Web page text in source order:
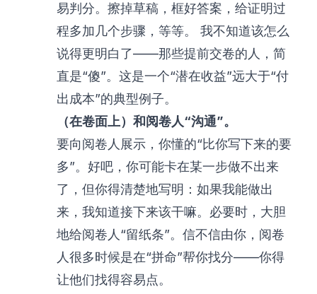
易判分。擦掉草稿，框好答案，给证明过
程多加几个步骤，等等。 我不知道该怎么
说得更明白了——那些提前交卷的人，简
直是“傻”。这是一个“潜在收益”远大于“付
出成本”的典型例子。
（在卷面上）和阅卷人“沟通”。
要向阅卷人展示，你懂的“比你写下来的要
多”。好吧，你可能卡在某一步做不出来
了，但你得清楚地写明：如果我能做出
来，我知道接下来该干嘛。必要时，大胆
地给阅卷人“留纸条”。信不信由你，阅卷
人很多时候是在“拼命”帮你找分——你得
让他们找得容易点。